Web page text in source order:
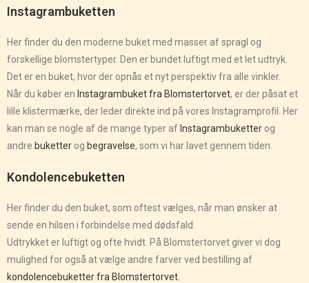
Instagrambuketten
Her finder du den moderne buket med masser af spragl og
forskellige blomstertyper. Den er bundet luftigt med et let udtryk.
Det er en buket, hvor der opnås et nyt perspektiv fra alle vinkler.
Når du køber en Instagrambuket fra Blomstertorvet, er der påsat et
lille klistermærke, der leder direkte ind på vores Instagramprofil. Her
kan man se nogle af de mange typer afInstagrambuketter og
andre buketter og begravelse, som vi har lavet gennem tiden.
Kondolencebuketten
Her finder du den buket, som oftest vælges, når man ønsker at
sende en hilsen i forbindelse med dødsfald.
Udtrykket er luftigt og ofte hvidt. På Blomstertorvet giver vi dog
mulighed for også at vælge andre farver ved bestilling af
kondolencebuketter fra Blomstertorvet.